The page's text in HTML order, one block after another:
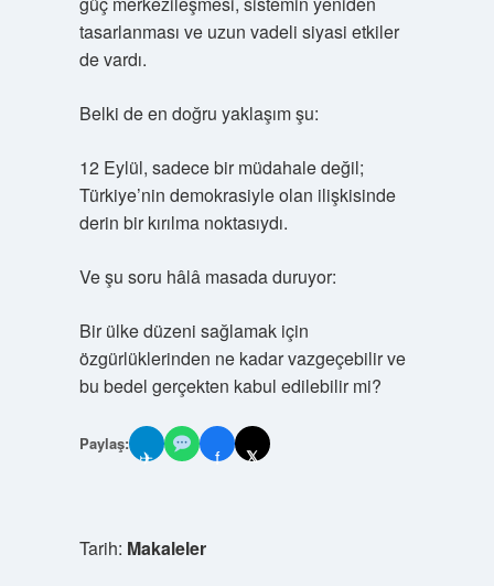
tasarlanması ve uzun vadeli siyasi etkiler
de vardı.
Belki de en doğru yaklaşım şu:
12 Eylül, sadece bir müdahale değil;
Türkiye’nin demokrasiyle olan ilişkisinde
derin bir kırılma noktasıydı.
Ve şu soru hâlâ masada duruyor:
Bir ülke düzeni sağlamak için
özgürlüklerinden ne kadar vazgeçebilir ve
bu bedel gerçekten kabul edilebilir mi?
Paylaş:
✈ f 𝕏
Tarih: Makaleler